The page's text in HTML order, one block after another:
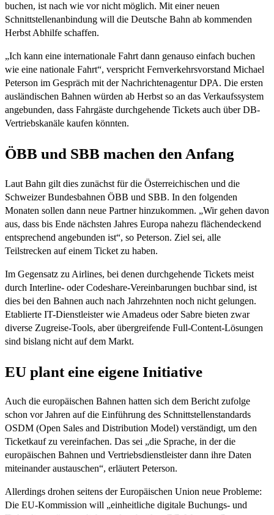
buchen, ist nach wie vor nicht möglich. Mit einer neuen
Schnittstellenanbindung will die Deutsche Bahn ab kommenden
Herbst Abhilfe schaffen.
„Ich kann eine internationale Fahrt dann genauso einfach buchen
wie eine nationale Fahrt“, verspricht Fernverkehrsvorstand Michael
Peterson im Gespräch mit der Nachrichtenagentur DPA. Die ersten
ausländischen Bahnen würden ab Herbst so an das Verkaufssystem
angebunden, dass Fahrgäste durchgehende Tickets auch über DB-
Vertriebskanäle kaufen könnten.
ÖBB und SBB machen den Anfang
Laut Bahn gilt dies zunächst für die Österreichischen und die
Schweizer Bundesbahnen ÖBB und SBB. In den folgenden
Monaten sollen dann neue Partner hinzukommen. „Wir gehen davon
aus, dass bis Ende nächsten Jahres Europa nahezu flächendeckend
entsprechend angebunden ist“, so Peterson. Ziel sei, alle
Teilstrecken auf einem Ticket zu haben.
Im Gegensatz zu Airlines, bei denen durchgehende Tickets meist
durch Interline- oder Codeshare-Vereinbarungen buchbar sind, ist
dies bei den Bahnen auch nach Jahrzehnten noch nicht gelungen.
Etablierte IT-Dienstleister wie Amadeus oder Sabre bieten zwar
diverse Zugreise-Tools, aber übergreifende Full-Content-Lösungen
sind bislang nicht auf dem Markt.
EU plant eine eigene Initiative
Auch die europäischen Bahnen hatten sich dem Bericht zufolge
schon vor Jahren auf die Einführung des Schnittstellenstandards
OSDM (Open Sales and Distribution Model) verständigt, um den
Ticketkauf zu vereinfachen. Das sei „die Sprache, in der die
europäischen Bahnen und Vertriebsdienstleister dann ihre Daten
miteinander austauschen“, erläutert Peterson.
Allerdings drohen seitens der Europäischen Union neue Probleme:
Die EU-Kommission will „einheitliche digitale Buchungs- und